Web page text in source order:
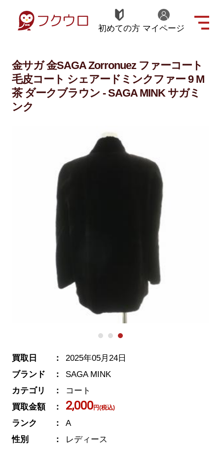
初めての方 マイページ
金サガ 金SAGA Zorronuez ファーコート
毛皮コート シェアードミンクファー 9 M
茶 ダークブラウン - SAGA MINK サガミ
ンク
買取日
2025年05月24日
ブランド
SAGA MINK
カテゴリ
コート
買取金額
2,000円(税込)
ランク
A
性別
レディース